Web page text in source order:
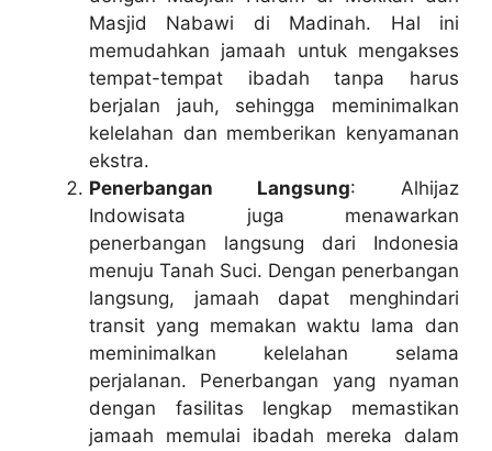
Masjid Nabawi di Madinah. Hal ini
memudahkan jamaah untuk mengakses
tempat-tempat ibadah tanpa harus
berjalan jauh, sehingga meminimalkan
kelelahan dan memberikan kenyamanan
ekstra.
Penerbangan Langsung: Alhijaz
Indowisata juga menawarkan
penerbangan langsung dari Indonesia
menuju Tanah Suci. Dengan penerbangan
langsung, jamaah dapat menghindari
transit yang memakan waktu lama dan
meminimalkan kelelahan selama
perjalanan. Penerbangan yang nyaman
dengan fasilitas lengkap memastikan
jamaah memulai ibadah mereka dalam